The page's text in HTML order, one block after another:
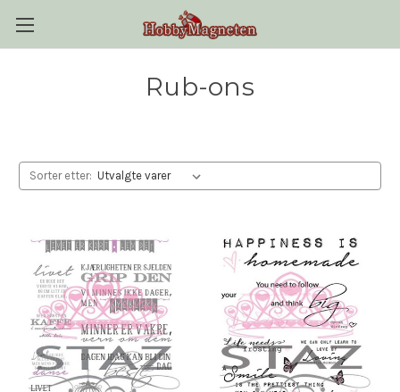
Rub-ons
Sorter etter: